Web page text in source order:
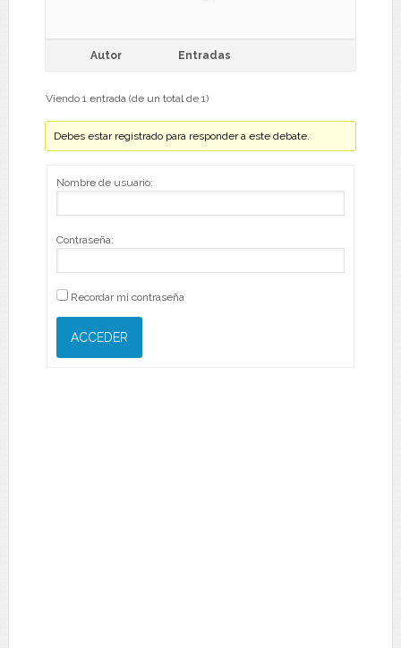
Autor Entradas
Viendo 1 entrada (de un total de 1)
Debes estar registrado para responder a este debate.
Nombre de usuario:
Contraseña:
Recordar mi contraseña
ACCEDER